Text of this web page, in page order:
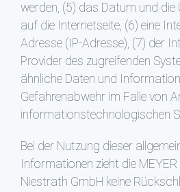
werden, (5) das Datum und die
auf die Internetseite, (6) eine
Adresse (IP-Adresse), (7) der
Provider des zugreifenden
ähnliche Daten und
Gefahrenabwehr im Falle von
informationstechnologischen
Bei der Nutzung dieser
Informationen zieht die
Niestrath GmbH keine